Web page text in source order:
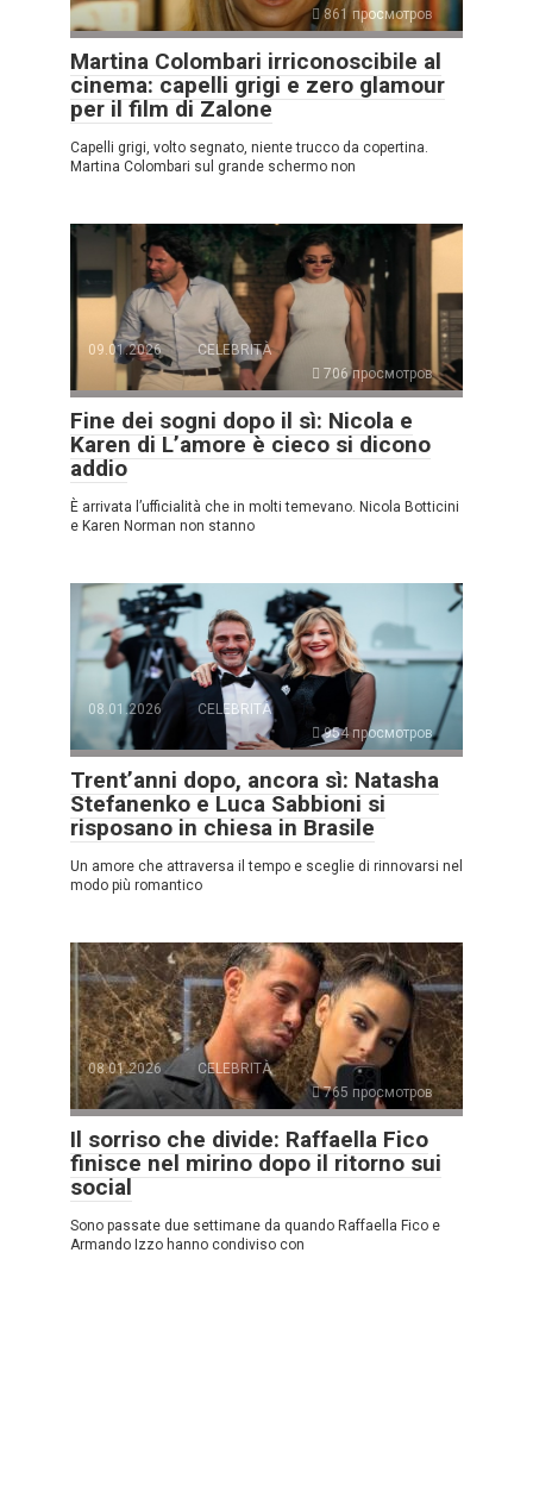
861 просмотров
Martina Colombari irriconoscibile al
cinema: capelli grigi e zero glamour
per il film di Zalone
Capelli grigi, volto segnato, niente trucco da copertina.
Martina Colombari sul grande schermo non
09.01.2026
CELEBRITÀ
706 просмотров
Fine dei sogni dopo il sì: Nicola e
Karen di L’amore è cieco si dicono
addio
È arrivata l’ufficialità che in molti temevano. Nicola Botticini
e Karen Norman non stanno
08.01.2026
CELEBRITÀ
954 просмотров
Trent’anni dopo, ancora sì: Natasha
Stefanenko e Luca Sabbioni si
risposano in chiesa in Brasile
Un amore che attraversa il tempo e sceglie di rinnovarsi nel
modo più romantico
08.01.2026
CELEBRITÀ
765 просмотров
Il sorriso che divide: Raffaella Fico
finisce nel mirino dopo il ritorno sui
social
Sono passate due settimane da quando Raffaella Fico e
Armando Izzo hanno condiviso con